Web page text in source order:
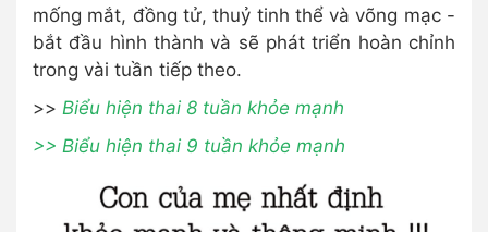
mống mắt, đồng tử, thuỷ tinh thể và võng mạc -
bắt đầu hình thành và sẽ phát triển hoàn chỉnh
trong vài tuần tiếp theo.
>> Biểu hiện thai 8 tuần khỏe mạnh
>> Biểu hiện thai 9 tuần khỏe mạnh